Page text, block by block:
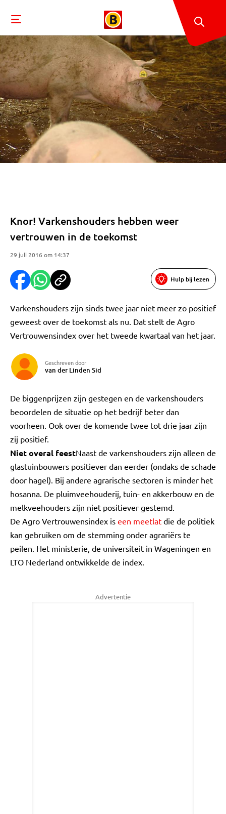
Knor! Varkenshouders hebben weer
vertrouwen in de toekomst
29 juli 2016 om 14:37
Hulp bij lezen
Varkenshouders zijn sinds twee jaar niet meer zo positief
geweest over de toekomst als nu. Dat stelt de Agro
Vertrouwensindex over het tweede kwartaal van het jaar.
Geschreven door
van der Linden Sid
De biggenprijzen zijn gestegen en de varkenshouders
beoordelen de situatie op het bedrijf beter dan
voorheen. Ook over de komende twee tot drie jaar zijn
zij positief.
Niet overal feestNaast de varkenshouders zijn alleen de
glastuinbouwers positiever dan eerder (ondaks de schade
door hagel). Bij andere agrarische sectoren is minder het
hosanna. De pluimveehouderij, tuin- en akkerbouw en de
melkveehouders zijn niet positiever gestemd.
De Agro Vertrouwensindex is een meetlat die de politiek
kan gebruiken om de stemming onder agrariërs te
peilen. Het ministerie, de universiteit in Wageningen en
LTO Nederland ontwikkelde de index.
Advertentie